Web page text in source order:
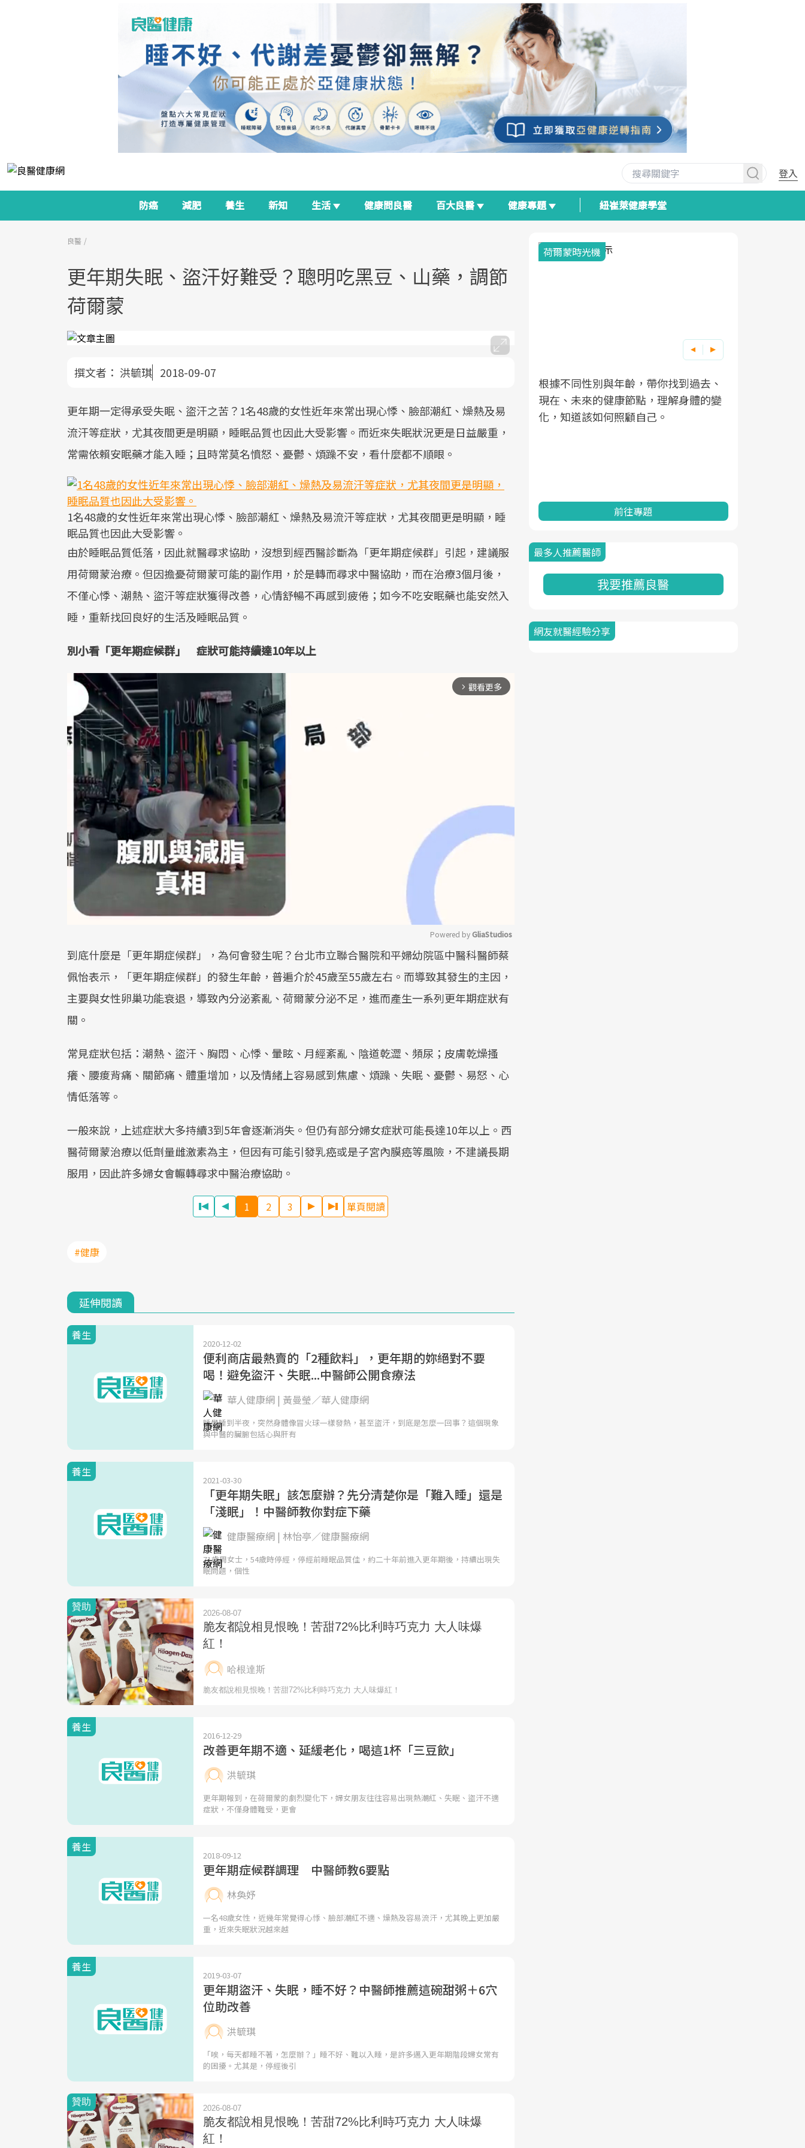
登入
防癌 減肥 養生 新知 生活 健康問良醫 百大良醫 健康專題 紐崔萊健康學堂
良醫
更年期失眠、盜汗好難受？聰明吃黑豆、山藥，調節
荷爾蒙
撰文者： 洪毓琪 2018-09-07
更年期一定得承受失眠、盜汗之苦？1名48歲的女性近年來常出現心悸、臉部潮紅、燥熱及易
流汗等症狀，尤其夜間更是明顯，睡眠品質也因此大受影響。而近來失眠狀況更是日益嚴重，
常需依賴安眠藥才能入睡；且時常莫名憤怒、憂鬱、煩躁不安，看什麼都不順眼。
1名48歲的女性近年來常出現心悸、臉部潮紅、燥熱及易流汗等症狀，尤其夜間更是明顯，睡
眠品質也因此大受影響。
由於睡眠品質低落，因此就醫尋求協助，沒想到經西醫診斷為「更年期症候群」引起，建議服
用荷爾蒙治療。但因擔憂荷爾蒙可能的副作用，於是轉而尋求中醫協助，而在治療3個月後，
不僅心悸、潮熱、盜汗等症狀獲得改善，心情舒暢不再感到疲倦；如今不吃安眠藥也能安然入
睡，重新找回良好的生活及睡眠品質。
別小看「更年期症候群」 症狀可能持續達10年以上
arrow_forward_ios 觀看更多
Mute
Powered by GliaStudios
到底什麼是「更年期症候群」，為何會發生呢？台北市立聯合醫院和平婦幼院區中醫科醫師蔡
佩怡表示，「更年期症候群」的發生年齡，普遍介於45歲至55歲左右。而導致其發生的主因，
主要與女性卵巢功能衰退，導致內分泌紊亂、荷爾蒙分泌不足，進而產生一系列更年期症狀有
關。
常見症狀包括：潮熱、盜汗、胸悶、心悸、暈眩、月經紊亂、陰道乾澀、頻尿；皮膚乾燥搔
癢、腰痠背痛、關節痛、體重增加，以及情緒上容易感到焦慮、煩躁、失眠、憂鬱、易怒、心
情低落等。
一般來說，上述症狀大多持續3到5年會逐漸消失。但仍有部分婦女症狀可能長達10年以上。西
醫荷爾蒙治療以低劑量雌激素為主，但因有可能引發乳癌或是子宮內膜癌等風險，不建議長期
服用，因此許多婦女會輾轉尋求中醫治療協助。
1 2 3 單頁閱讀
#健康
延伸閱讀
養生
2020-12-02
便利商店最熱賣的「2種飲料」，更年期的妳絕對不要
喝！避免盜汗、失眠...中醫師公開食療法
華人健康網 | 黃曼瑩／華人健康網
睡覺睡到半夜，突然身體像冒火球一樣發熱，甚至盜汗，到底是怎麼一回事？這個現象
與中醫的臟腑包括心與肝有
養生
2021-03-30
「更年期失眠」該怎麼辦？先分清楚你是「難入睡」還是
「淺眠」！中醫師教你對症下藥
健康醫療網 | 林怡亭／健康醫療網
71歲周女士，54歲時停經，停經前睡眠品質佳，約二十年前進入更年期後，持續出現失
眠問題，個性
養生
2016-12-29
改善更年期不適、延緩老化，喝這1杯「三豆飲」
洪毓琪
更年期報到，在荷爾蒙的劇烈變化下，婦女朋友往往容易出現熱潮紅、失眠、盜汗不適
症狀，不僅身體難受，更會
養生
2018-09-12
更年期症候群調理 中醫師教6要點
林奐妤
一名48歲女性，近幾年常覺得心悸、臉部潮紅不適、燥熱及容易流汗，尤其晚上更加嚴
重，近來失眠狀況越來越
養生
2019-03-07
更年期盜汗、失眠，睡不好？中醫師推薦這碗甜粥＋6穴
位助改善
洪毓琪
「唉，每天都睡不著，怎麼辦？」睡不好、難以入睡，是許多邁入更年期階段婦女常有
的困擾。尤其是，停經後引
政策如「健康台灣推動委員會」與「長
照3.0」的推進，「預防醫學」已成全民
關注的核心議題。然而，健檢不只是醫
狀況、啟動健康管理的重要起點。
前往專題
全面啟動你的健康革命！
前往專題
建立對亞健康的認知，進而引導實際的
改善行動。
前往專題
荷爾蒙時光機
根據不同性別與年齡，帶你找到過去、
現在、未來的健康節點，理解身體的變
化，知道該如何照顧自己。
前往專題
最多人推薦醫師
我要推薦良醫
網友就醫經驗分享